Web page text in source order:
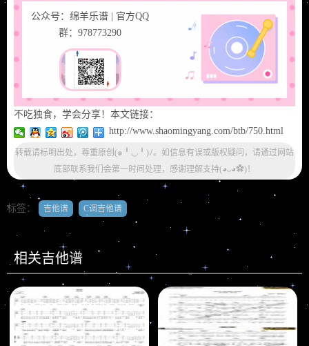
公众号：绵羊乐谱 | 官方QQ
群：978773290
不吃独食，学会分享！本文链接：
http://www.shaomingyang.com/btb/750.html
转载请标明出处，尊重原创(๑╹◡╹)ﾉ。如信息有误或版权疑问，请通过网站
底部联系我们会第一时间处理，感谢理解支持(◕ᴗ◕✿)！
标签： 吉他谱 C调吉他谱
相关吉他谱